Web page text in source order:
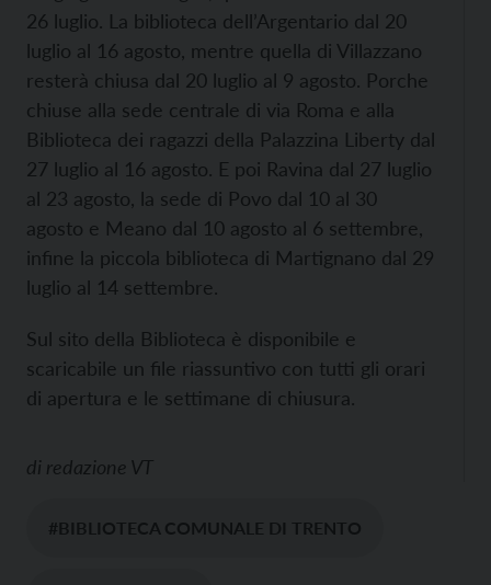
26 luglio. La biblioteca dell’Argentario dal 20
luglio al 16 agosto, mentre quella di Villazzano
resterà chiusa dal 20 luglio al 9 agosto. Porche
chiuse alla sede centrale di via Roma e alla
Biblioteca dei ragazzi della Palazzina Liberty dal
27 luglio al 16 agosto. E poi Ravina dal 27 luglio
al 23 agosto, la sede di Povo dal 10 al 30
agosto e Meano dal 10 agosto al 6 settembre,
infine la piccola biblioteca di Martignano dal 29
luglio al 14 settembre.
Sul sito della Biblioteca è disponibile e
scaricabile un file riassuntivo con tutti gli orari
di apertura e le settimane di chiusura.
di redazione VT
#BIBLIOTECA COMUNALE DI TRENTO